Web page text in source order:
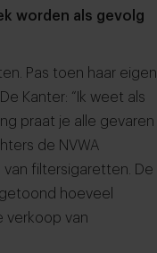
worden als gevolg
Pas toen haar eigen
Kanter: “Ik weet als
praat je alle gevaren
de NVWA
filtersigaretten. De
hoeveel
verkoop van